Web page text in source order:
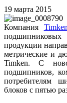
19 марта 2015
Компания Timken
продукции
метрические и
Timken. С
подшипников,
потребителям
блоков с пятью